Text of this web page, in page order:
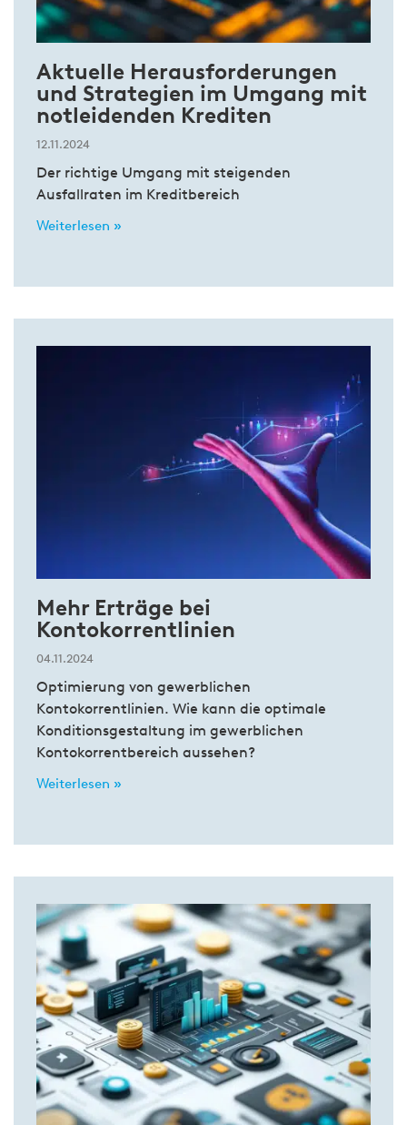
Aktuelle Herausforderungen
und Strategien im Umgang mit
notleidenden Krediten
12.11.2024
Der richtige Umgang mit steigenden
Ausfallraten im Kreditbereich
Weiterlesen »
Mehr Erträge bei
Kontokorrentlinien
04.11.2024
Optimierung von gewerblichen
Kontokorrentlinien. Wie kann die optimale
Konditionsgestaltung im gewerblichen
Kontokorrentbereich aussehen?
Weiterlesen »